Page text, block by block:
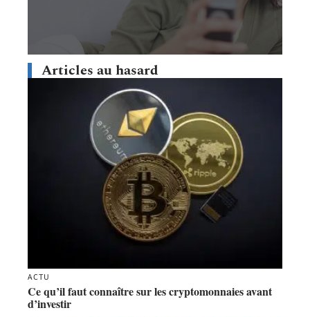
Articles au hasard
ACTU
Ce qu’il faut connaître sur les cryptomonnaies avant
d’investir